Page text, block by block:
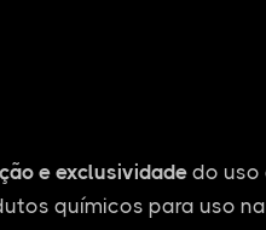
e exclusividadedo uso
químicos para uso